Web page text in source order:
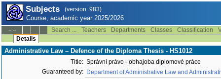
Subjects (version: 983)
Course, academic year 2025/2026
--:-- Search ... Teachers Departments Classes Classification
Details
Administrative Law – Defence of the Diploma Thesis - HS1012
Title: Správní právo - obhajoba diplomové práce
Guaranteed by: Department of Administrative Law and